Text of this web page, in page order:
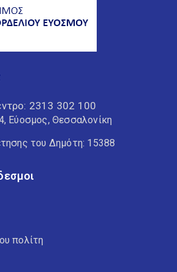
2313 302 100
Εύοσμος, Θεσσαλονίκη
του Δημότη: 15388
πολίτη